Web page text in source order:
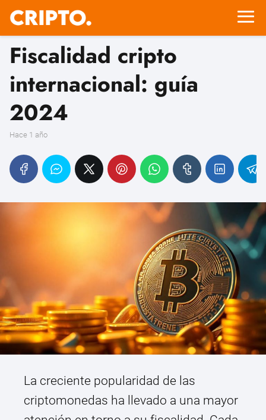
Fiscalidad cripto
internacional: guía
2024
hace 1 año
La creciente popularidad de las
criptomonedas ha llevado a una mayor